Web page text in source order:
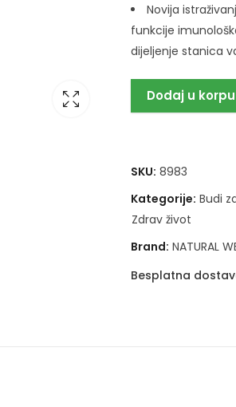
Novija
funkcije
dijeljenje stanica
Dodaj u korpu
SKU: 8983
Kategorije: Budi
Zdrav život
Brand: NATURAL
Besplatna